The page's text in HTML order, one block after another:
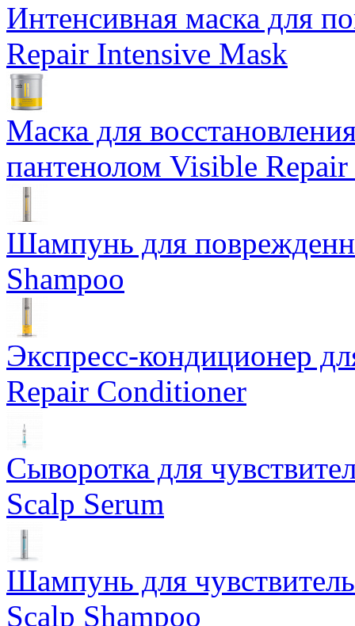
Интенсивная маска для
Repair Intensive Mask
Маска для
пантенолом Visible Repair
Шампунь для
Shampoo
Экспресс-кондиционер
Repair Conditioner
Сыворотка для
Scalp Serum
Шампунь для
Scalp Shampoo